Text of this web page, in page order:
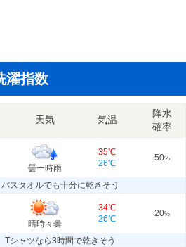
濯指数
天気 気温
降水
確率
曇一時雨
35℃
26℃
50%
バスタオルでも十分に乾きそう
晴時々曇
34℃
26℃
20%
Tシャツなら3時間で乾きそう